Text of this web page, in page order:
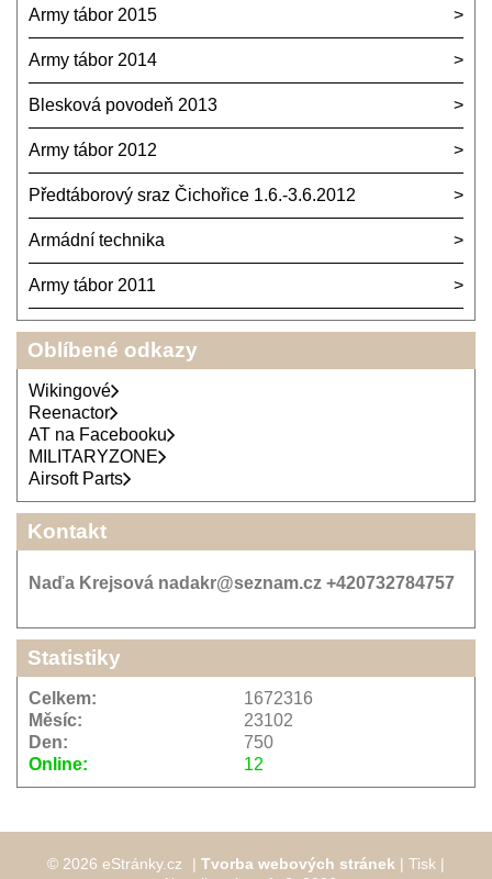
Army tábor 2015
Army tábor 2014
Blesková povodeň 2013
Army tábor 2012
Předtáborový sraz Čichořice 1.6.-3.6.2012
Armádní technika
Army tábor 2011
Oblíbené odkazy
Wikingové
Reenactor
AT na Facebooku
MILITARYZONE
Airsoft Parts
Kontakt
Naďa Krejsová nadakr@seznam.cz +420732784757
Statistiky
Online: 12
Celkem:
1672316
Měsíc:
23102
Den:
750
© 2026 eStránky.cz | Tvorba webových stránek | Tisk |